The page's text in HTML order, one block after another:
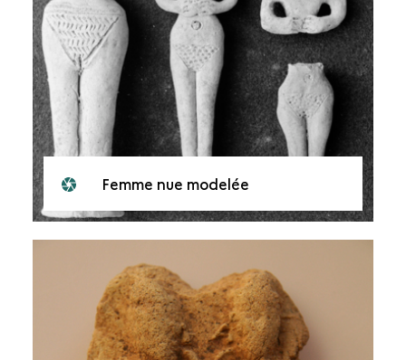
Femme nue modelée